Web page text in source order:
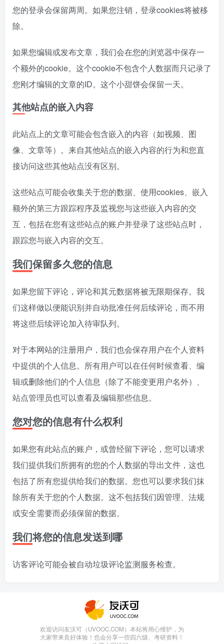
您的登录会保留两周。如果您注销，登录cookies将被移
除。
如果您编辑或发布文章，我们会在您的浏览器中保存一
个额外的cookie。这个cookie不包含个人数据而只记录了
您刚才编辑的文章的ID。这个小甜饼会保留一天。
其他站点的嵌入内容
此站点上的文章可能会包含嵌入的内容（如视频、图
像、文章等）。来自其他站点的嵌入内容的行为和您直
接访问这些其他站点没有区别。
这些站点可能会收集关于您的数据、使用cookies、嵌入
额外的第三方跟踪程序及监视您与这些嵌入内容的交
互，包括在您有这些站点的账户并登录了这些站点时，
跟踪您与嵌入内容的交互。
我们保留多久您的信息
如果您留下评论，评论和其元数据将被无限期保存。我
们这样做以便能识别并自动批准任何后续评论，而不用
将这些后续评论加入待审队列。
对于本网站的注册用户，我们也会保存用户在个人资料
中提供的个人信息。所有用户可以在任何时候查看、编
辑或删除他们的个人信息（除了不能变更用户名外）、
站点管理员也可以查看及编辑那些信息。
您对您的信息有什么权利
如果您有此站点的账户，或曾经留下评论，您可以请求
我们提供我们所拥有的您的个人数据的导出文件，这也
包括了所有您提供给我们的数据。您也可以要求我们抹
除所有关于您的个人数据。这不包括我们因管理、法规
或安全需要而必须保留的数据。
我们将您的信息发送到哪
访客评论可能会被自动垃圾评论监测服务检查。
欢迎访问友沃可（UVOOC.COM）本站将用心维护，为
大家带来良好体验！也会分享一些四六级、考研资料！